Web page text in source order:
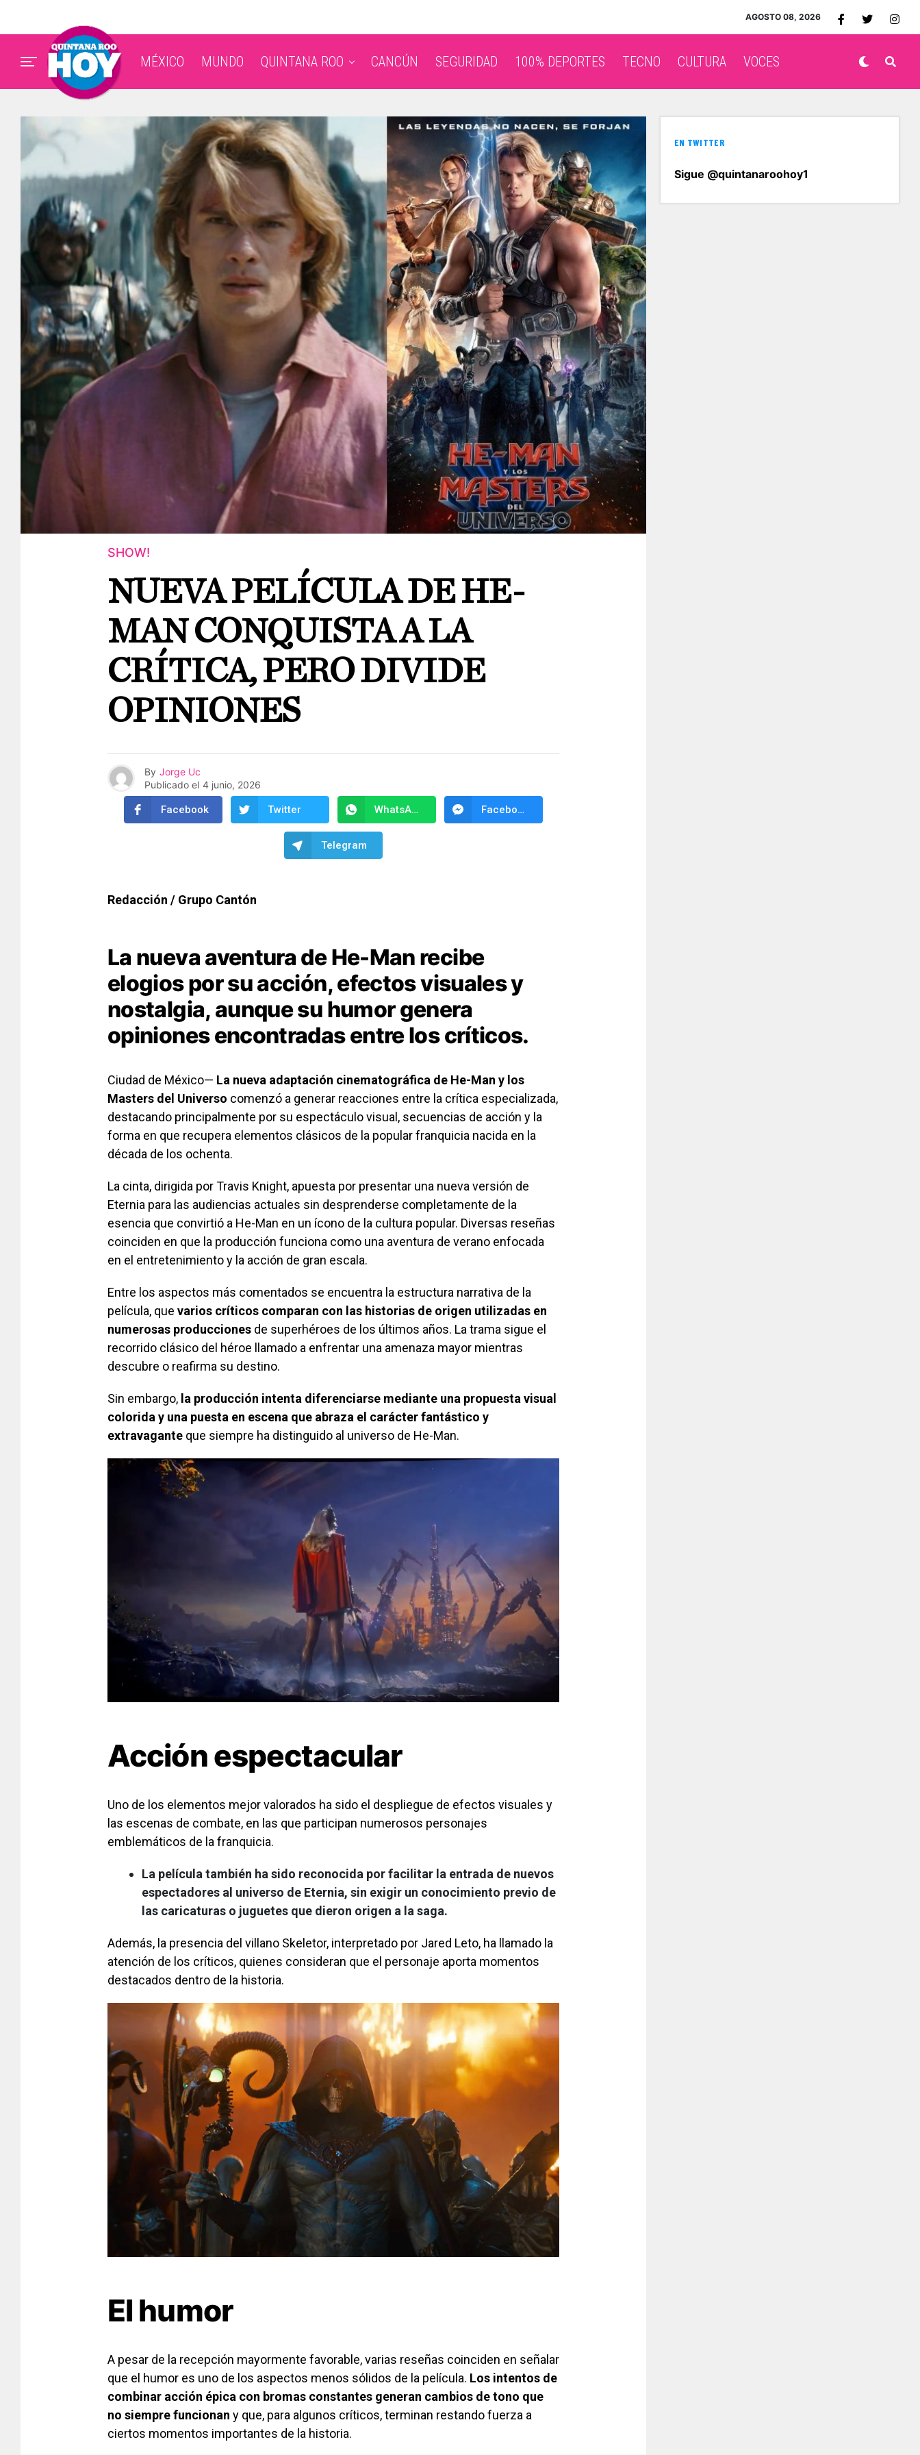
AGOSTO 08, 2026
MÉXICO MUNDO QUINTANA ROO CANCÚN SEGURIDAD 100% DEPORTES TECNO CULTURA VOCES
SHOW!
NUEVA PELÍCULA DE HE-
MAN CONQUISTA A LA
CRÍTICA, PERO DIVIDE
OPINIONES
By Jorge Uc
Publicado el 4 junio, 2026
Facebook Twitter WhatsApp Facebook Messenger
Telegram
Redacción / Grupo Cantón
La nueva aventura de He-Man recibe
elogios por su acción, efectos visuales y
nostalgia, aunque su humor genera
opiniones encontradas entre los críticos.
Ciudad de México— La nueva adaptación cinematográfica de He-Man y los
Masters del Universo comenzó a generar reacciones entre la crítica especializada,
destacando principalmente por su espectáculo visual, secuencias de acción y la
forma en que recupera elementos clásicos de la popular franquicia nacida en la
década de los ochenta.
La cinta, dirigida porTravis Knight, apuesta por presentar una nueva versión de
Eternia para las audiencias actuales sin desprenderse completamente de la
esencia que convirtió a He-Man en un ícono de la cultura popular. Diversas reseñas
coinciden en que la producción funciona como una aventura de verano enfocada
en el entretenimiento y la acción de gran escala.
Entre los aspectos más comentados se encuentra la estructura narrativa de la
película, que varios críticos comparan con las historias de origen utilizadas en
numerosas producciones de superhéroes de los últimos años. La trama sigue el
recorrido clásico del héroe llamado a enfrentar una amenaza mayor mientras
descubre o reafirma su destino.
Sin embargo, la producción intenta diferenciarse mediante una propuesta visual
colorida y una puesta en escena que abraza el carácter fantástico y
extravagante que siempre ha distinguido al universo de He-Man.
Acción espectacular
Uno de los elementos mejor valorados ha sido el despliegue de efectos visuales y
las escenas de combate, en las que participan numerosos personajes
emblemáticos de la franquicia.
La película también ha sido reconocida por facilitar la entrada de nuevos
espectadores al universo de Eternia, sin exigir un conocimiento previo de
las caricaturas o juguetes que dieron origen a la saga.
Además, la presencia del villano Skeletor, interpretado por Jared Leto, ha llamado la
atención de los críticos, quienes consideran que el personaje aporta momentos
destacados dentro de la historia.
El humor
A pesar de la recepción mayormente favorable, varias reseñas coinciden en señalar
que el humor es uno de los aspectos menos sólidos de la película. Los intentos de
combinar acción épica con bromas constantes generan cambios de tono que
no siempre funcionan y que, para algunos críticos, terminan restando fuerza a
ciertos momentos importantes de la historia.
EN TWITTER
Sigue @quintanaroohoy1